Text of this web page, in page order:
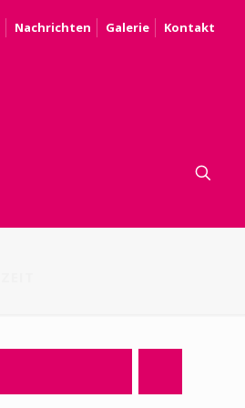
Nachrichten Galerie Kontakt